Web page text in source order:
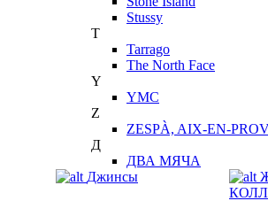
Stussy
T
Tarrago
The North Face
Y
YMC
Z
ZESPÀ, AIX-EN-
Д
ДВА МЯЧА
Джинсы